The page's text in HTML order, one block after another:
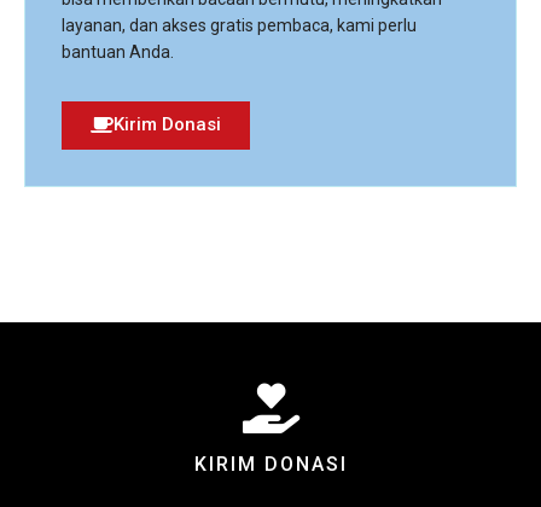
layanan, dan akses gratis pembaca, kami perlu
bantuan Anda.
Kirim Donasi
KIRIM DONASI